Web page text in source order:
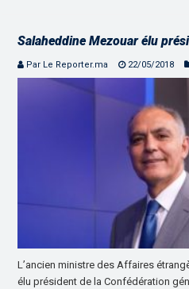
Salaheddine Mezouar élu
Par Le Reporter.ma 22/05/2018
L’ancien ministre des Affaires
élu président de la Confédération